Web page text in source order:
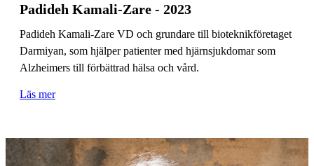
Padideh Kamali-Zare - 2023
Padideh Kamali-Zare VD och grundare till bioteknikföretaget
Darmiyan, som hjälper patienter med hjärnsjukdomar som
Alzheimers till förbättrad hälsa och vård.
Läs mer